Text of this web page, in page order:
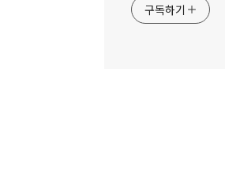
구독하기